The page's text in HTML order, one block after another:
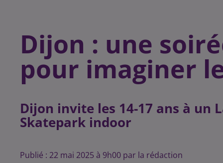
Dijon : une
pour imaginer
Dijon invite les 14-17 ans à un
Skatepark indoor
Publié : 22 mai 2025 à 9h00 par la rédaction